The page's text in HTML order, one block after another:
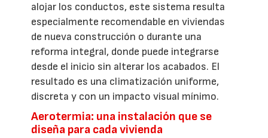
alojar los conductos, este sistema resulta
especialmente recomendable en viviendas
de nueva construcción o durante una
reforma integral, donde puede integrarse
desde el inicio sin alterar los acabados. El
resultado es una climatización uniforme,
discreta y con un impacto visual mínimo.
Aerotermia: una instalación que se
diseña para cada vivienda